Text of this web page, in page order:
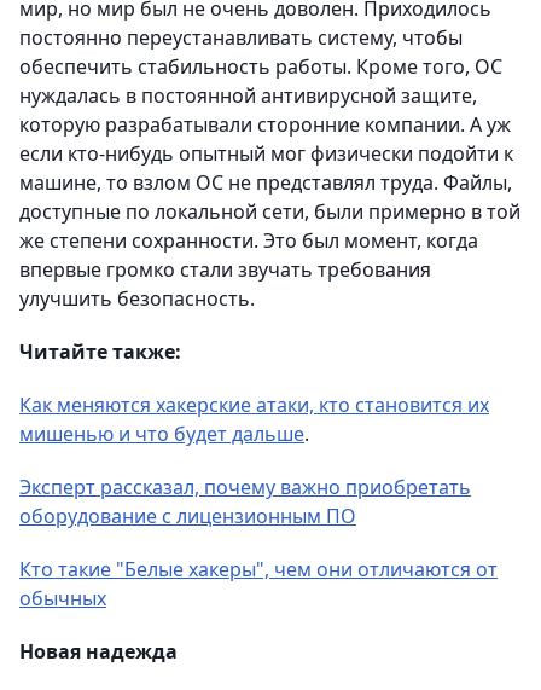
мир, но мир был не очень доволен. Приходилось
постоянно переустанавливать систему, чтобы
обеспечить стабильность работы. Кроме того, ОС
нуждалась в постоянной антивирусной защите,
которую разрабатывали сторонние компании. А уж
если кто-нибудь опытный мог физически подойти к
машине, то взлом ОС не представлял труда. Файлы,
доступные по локальной сети, были примерно в той
же степени сохранности. Это был момент, когда
впервые громко стали звучать требования
улучшить безопасность.
Читайте также:
Как меняются хакерские атаки, кто становится их
мишенью и что будет дальше.
Эксперт рассказал, почему важно приобретать
оборудование с лицензионным ПО
Кто такие "Белые хакеры", чем они отличаются от
обычных
Новая надежда